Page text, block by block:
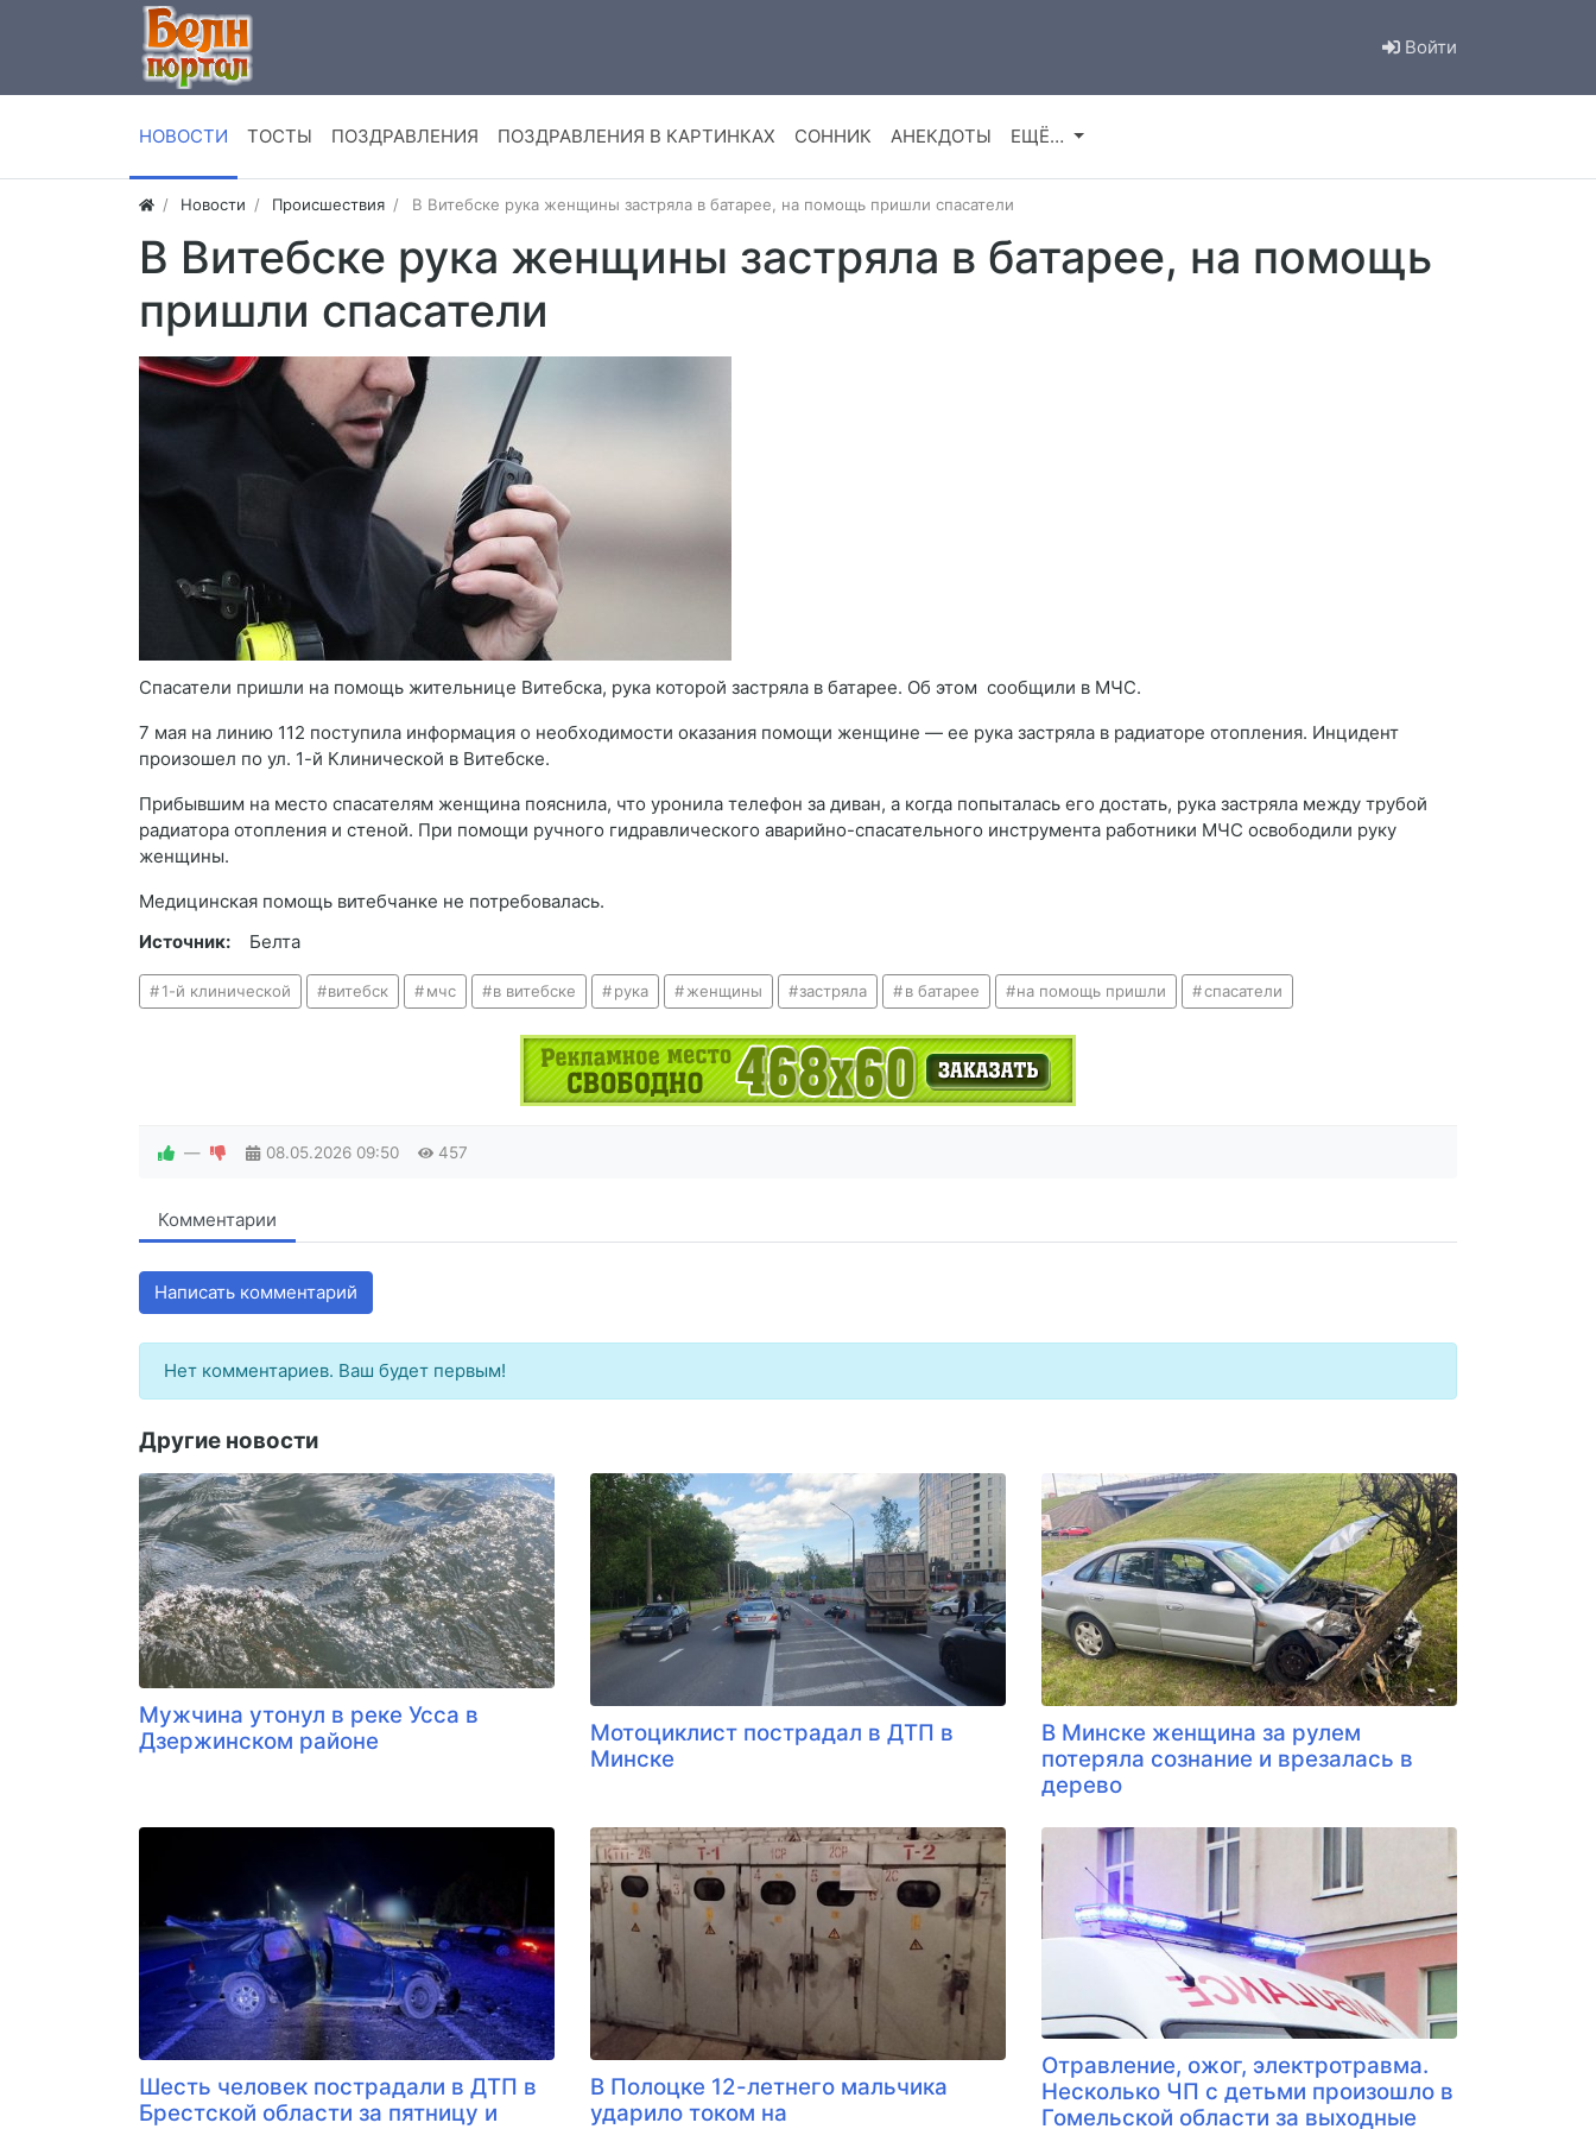
Войти
НОВОСТИ ТОСТЫ ПОЗДРАВЛЕНИЯ ПОЗДРАВЛЕНИЯ В КАРТИНКАХ СОННИК АНЕКДОТЫ ЕЩЁ…
Новости Происшествия В Витебске рука женщины застряла в батарее, на помощь пришли спасатели
В Витебске рука женщины застряла в батарее, на помощь
пришли спасатели
Спасатели пришли на помощь жительнице Витебска, рука которой застряла в батарее. Об этом сообщили в МЧС.
7 мая на линию 112 поступила информация о необходимости оказания помощи женщине — ее рука застряла в радиаторе отопления. Инцидент
произошел по ул. 1-й Клинической в Витебске.
Прибывшим на место спасателям женщина пояснила, что уронила телефон за диван, а когда попыталась его достать, рука застряла между трубой
радиатора отопления и стеной. При помощи ручного гидравлического аварийно-спасательного инструмента работники МЧС освободили руку
женщины.
Медицинская помощь витебчанке не потребовалась.
Источник:
Белта
1-й клинической витебск мчс в витебске рука женщины застряла в батарее на помощь пришли спасатели
— 08.05.2026 09:50 457
Комментарии
Написать комментарий
Нет комментариев. Ваш будет первым!
Другие новости
Мужчина утонул в реке Усса в
Дзержинском районе
Мотоциклист пострадал в ДТП в
Минске
В Минске женщина за рулем
потеряла сознание и врезалась в
дерево
Шесть человек пострадали в ДТП в
Брестской области за пятницу и
В Полоцке 12-летнего мальчика
ударило током на
Отравление, ожог, электротравма.
Несколько ЧП с детьми произошло в
Гомельской области за выходные